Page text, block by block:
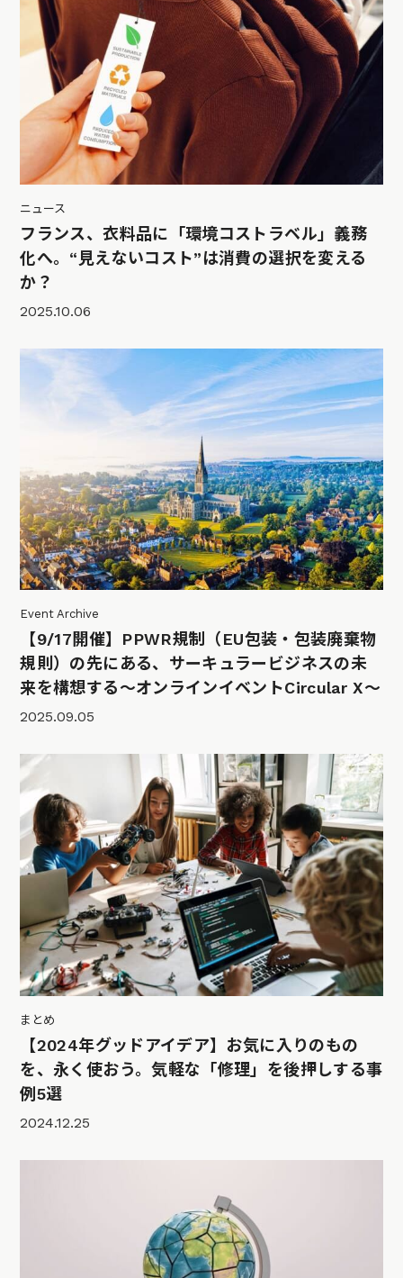
ニュース
フランス、衣料品に「環境コストラベル」義務
化へ。“見えないコスト”は消費の選択を変える
か？
2025.10.06
Event Archive
【9/17開催】PPWR規制（EU包装・包装廃棄物
規則）の先にある、サーキュラービジネスの未
来を構想する～オンラインイベントCircular X〜
2025.09.05
まとめ
【2024年グッドアイデア】お気に入りのもの
を、永く使おう。気軽な「修理」を後押しする事
例5選
2024.12.25